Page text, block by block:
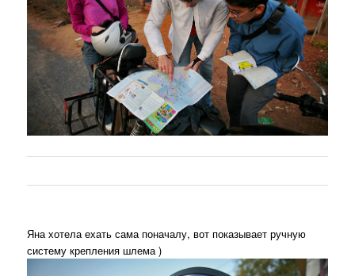
Яна хотела ехать сама поначалу, вот показывает ручную
систему крепления шлема )